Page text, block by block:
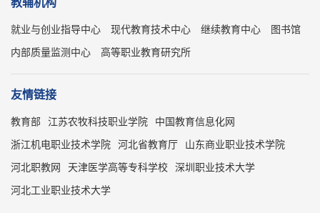
就业与创业指导中心 现代教育技术中心 继续教育中心
图书馆
内部质量监测中心
高等职业教育研究所
友情链接
教育部 江苏农牧科技职业学院 中国教育信息化网
浙江机电职业技术学院 河北省教育厅 山东商业职业技术学院
河北职教网 天津医学高等专科学校 深圳职业技术大学
河北工业职业技术大学